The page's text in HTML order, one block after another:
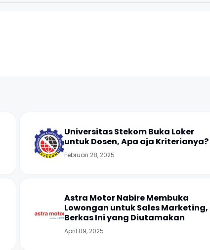
Universitas Stekom Buka Loker
untuk Dosen, Apa aja Kriterianya?
Februari 28, 2025
Astra Motor Nabire Membuka
Lowongan untuk Sales Marketing,
Berkas Ini yang Diutamakan
April 09, 2025